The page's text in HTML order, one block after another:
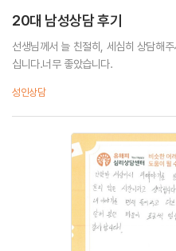
20대 남성상담 후기
선생님께서 늘 친절히, 세심히 상담해
십니다.너무 좋았습니다.
성인상담